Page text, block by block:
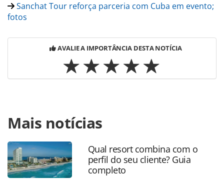
Sanchat Tour reforça parceria com Cuba em evento;
fotos
AVALIE A IMPORTÂNCIA DESTA NOTÍCIA
https://www.panrotas.com.br/destinos/eventos/2023/10/5-
ordf-feira-de-turismo-gaviota-comeca-na-ilha-de-cayo-cruz-
em-cuba_200590.html ou as ferramentas oferecidas na
página. Todo o conteúdo produzido pela PANROTAS
Editora é protegido pela legislação brasileira sobre direito
autoral. Não reproduza o conteúdo sem autorização da
Mais notícias
Qual resort combina com o
perfil do seu cliente? Guia
completo